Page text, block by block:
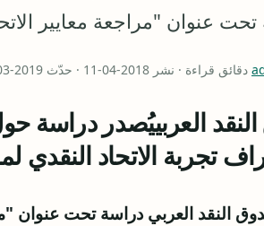
عنوان "مراجعة معايير
العربييُصدر دراسة
تجربة الاتحاد النقدي
النقد العربي دراسة تحت عنوان